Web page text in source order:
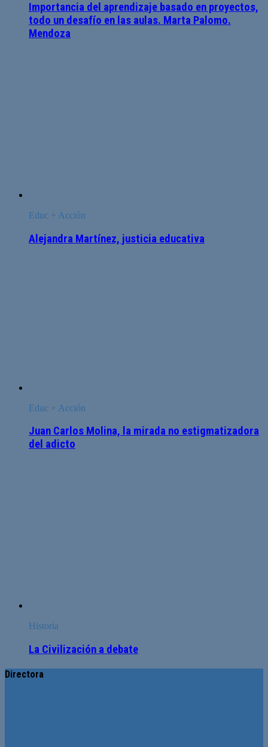
Importancia del aprendizaje basado en proyectos,
todo un desafío en las aulas. Marta Palomo.
Mendoza
Educ + Acción
Alejandra Martínez, justicia educativa
Educ + Acción
Juan Carlos Molina, la mirada no estigmatizadora
del adicto
Historia
La Civilización a debate
Directora